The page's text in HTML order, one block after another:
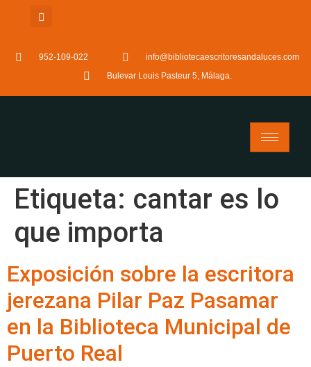
952-109-022
info@bibliotecaescritoresandaluces.com
Bulevar Louis Pasteur 5, Málaga.
Etiqueta: cantar es lo
que importa
Exposición sobre la escritora
jerezana Pilar Paz Pasamar
en la Biblioteca Municipal de
Puerto Real